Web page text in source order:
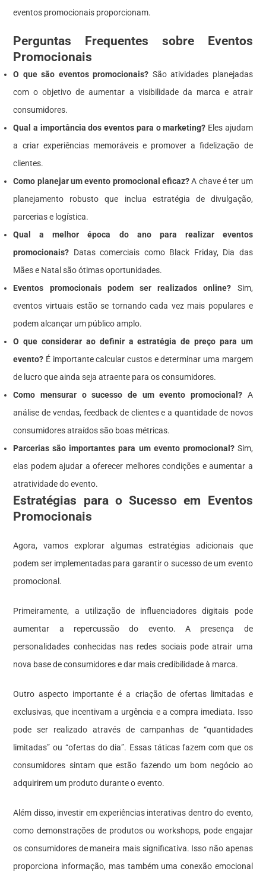
eventos promocionais proporcionam.
Perguntas Frequentes sobre Eventos
Promocionais
O que são eventos promocionais? São atividades planejadas
com o objetivo de aumentar a visibilidade da marca e atrair
consumidores.
Qual a importância dos eventos para o marketing? Eles ajudam
a criar experiências memoráveis e promover a fidelização de
clientes.
Como planejar um evento promocional eficaz?A chave é ter um
planejamento robusto que inclua estratégia de divulgação,
parcerias e logística.
Qual a melhor época do ano para realizar eventos
promocionais? Datas comerciais como Black Friday, Dia das
Mães e Natal são ótimas oportunidades.
Eventos promocionais podem ser realizados online? Sim,
eventos virtuais estão se tornando cada vez mais populares e
podem alcançar um público amplo.
O que considerar ao definir a estratégia de preço para um
evento? É importante calcular custos e determinar uma margem
de lucro que ainda seja atraente para os consumidores.
Como mensurar o sucesso de um evento promocional?A
análise de vendas, feedback de clientes e a quantidade de novos
consumidores atraídos são boas métricas.
Parcerias são importantes para um evento promocional?Sim,
elas podem ajudar a oferecer melhores condições e aumentar a
atratividade do evento.
Estratégias para o Sucesso em Eventos
Promocionais
Agora, vamos explorar algumas estratégias adicionais que
podem ser implementadas para garantir o sucesso de um evento
promocional.
Primeiramente, a utilização de influenciadores digitais pode
aumentar a repercussão do evento. A presença de
personalidades conhecidas nas redes sociais pode atrair uma
nova base de consumidores e dar mais credibilidade à marca.
Outro aspecto importante é a criação de ofertas limitadas e
exclusivas, que incentivam a urgência e a compra imediata. Isso
pode ser realizado através de campanhas de “quantidades
limitadas” ou “ofertas do dia”. Essas táticas fazem com que os
consumidores sintam que estão fazendo um bom negócio ao
adquirirem um produto durante o evento.
Além disso, investir em experiências interativas dentro do evento,
como demonstrações de produtos ou workshops, pode engajar
os consumidores de maneira mais significativa. Isso não apenas
proporciona informação, mas também uma conexão emocional